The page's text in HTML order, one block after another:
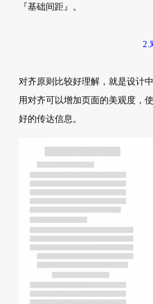
『基础间距』。
2.
对齐原则比较好理解，就是设计
用对齐可以增加页面的美观度，
好的传达信息。